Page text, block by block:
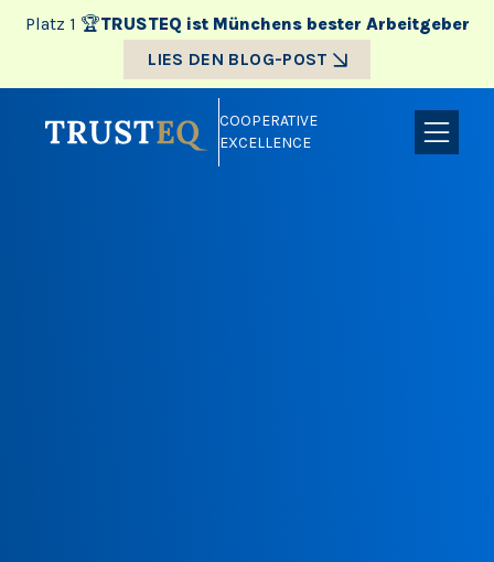
Platz 1 🏆TRUSTEQ ist Münchens bester Arbeitgeber
LIES DEN BLOG-POST
COOPERATIVE
EXCELLENCE